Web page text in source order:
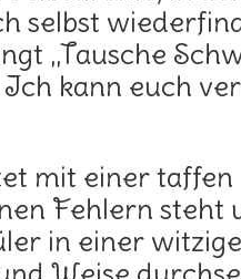
selbst
„Tausche
Ich kann euch
mit einer
Fehlern steht
in einer